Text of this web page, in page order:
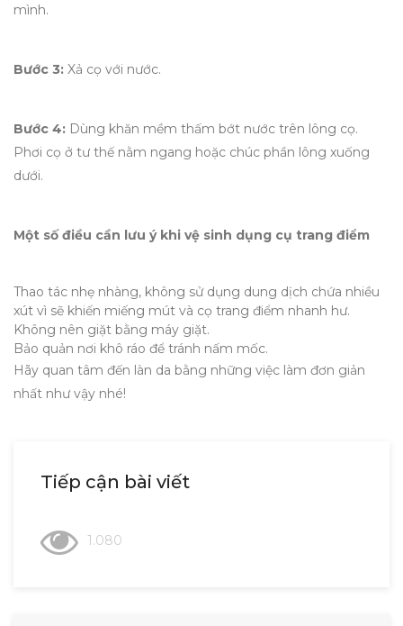
mình.
Bước 3: Xả cọ với nước.
Bước 4: Dùng khăn mềm thấm bớt nước trên lông cọ.
Phơi cọ ở tư thế nằm ngang hoặc chúc phần lông xuống
dưới.
Một số điều cần lưu ý khi vệ sinh dụng cụ trang điểm
Thao tác nhẹ nhàng, không sử dụng dung dịch chứa nhiều
xút vì sẽ khiến miếng mút và cọ trang điểm nhanh hư.
Không nên giặt bằng máy giặt.
Bảo quản nơi khô ráo để tránh nấm mốc.
Hãy quan tâm đến làn da bằng những việc làm đơn giản
nhất như vậy nhé!
Tiếp cận bài viết
1.080